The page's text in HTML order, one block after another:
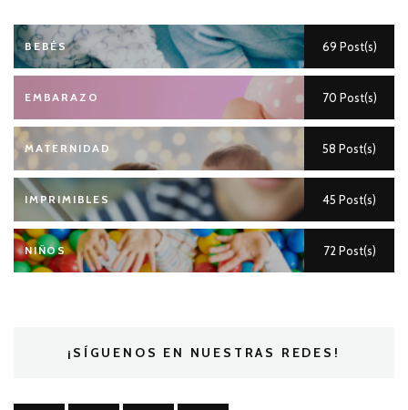
BEBÉS 69 Post(s)
EMBARAZO 70 Post(s)
MATERNIDAD 58 Post(s)
IMPRIMIBLES 45 Post(s)
NIÑOS 72 Post(s)
¡SÍGUENOS EN NUESTRAS REDES!